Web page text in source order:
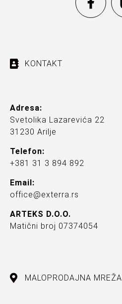
KONTAKT
Adresa:
Svetolika Lazarevića 22
31230 Arilje
Telefon:
+381 31 3 894 892
Email:
office@exterra.rs
ARTEKS D.O.O.
Matični broj 07374054
MALOPRODAJNA MREŽA